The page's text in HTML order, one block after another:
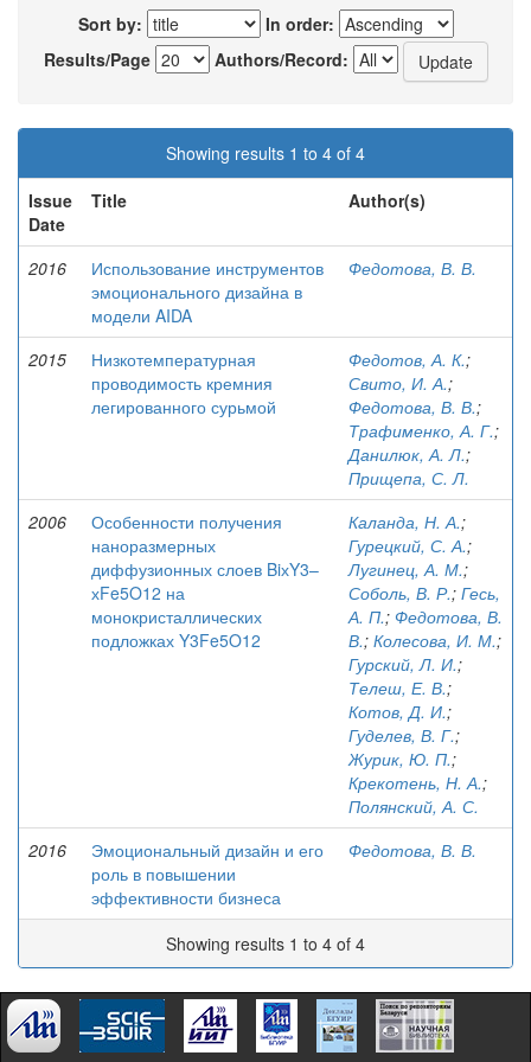
Sort by:
In order:
Results/Page
Authors/Record:
Showing results 1 to 4 of 4
Issue
Date
Title Author(s)
2016
Использование инструментов
эмоционального дизайна в
модели AIDA
Федотова, В. В.
2015
Низкотемпературная
проводимость кремния
легированного сурьмой
Федотов, А. К.;
Свито, И. А.;
Федотова, В. В.;
Трафименко, А. Г.;
Данилюк, А. Л.;
Прищепа, С. Л.
2006
Особенности получения
наноразмерных
диффузионных слоев BiхY3–
хFe5O12 на
монокристаллических
подложках Y3Fe5O12
Каланда, Н. А.;
Гурецкий, С. А.;
Лугинец, А. М.;
Соболь, В. Р.; Гесь,
А. П.; Федотова, В.
В.; Колесова, И. М.;
Гурский, Л. И.;
Телеш, Е. В.;
Котов, Д. И.;
Гуделев, В. Г.;
Журик, Ю. П.;
Крекотень, Н. А.;
Полянский, А. С.
2016
Эмоциональный дизайн и его
роль в повышении
эффективности бизнеса
Федотова, В. В.
Showing results 1 to 4 of 4